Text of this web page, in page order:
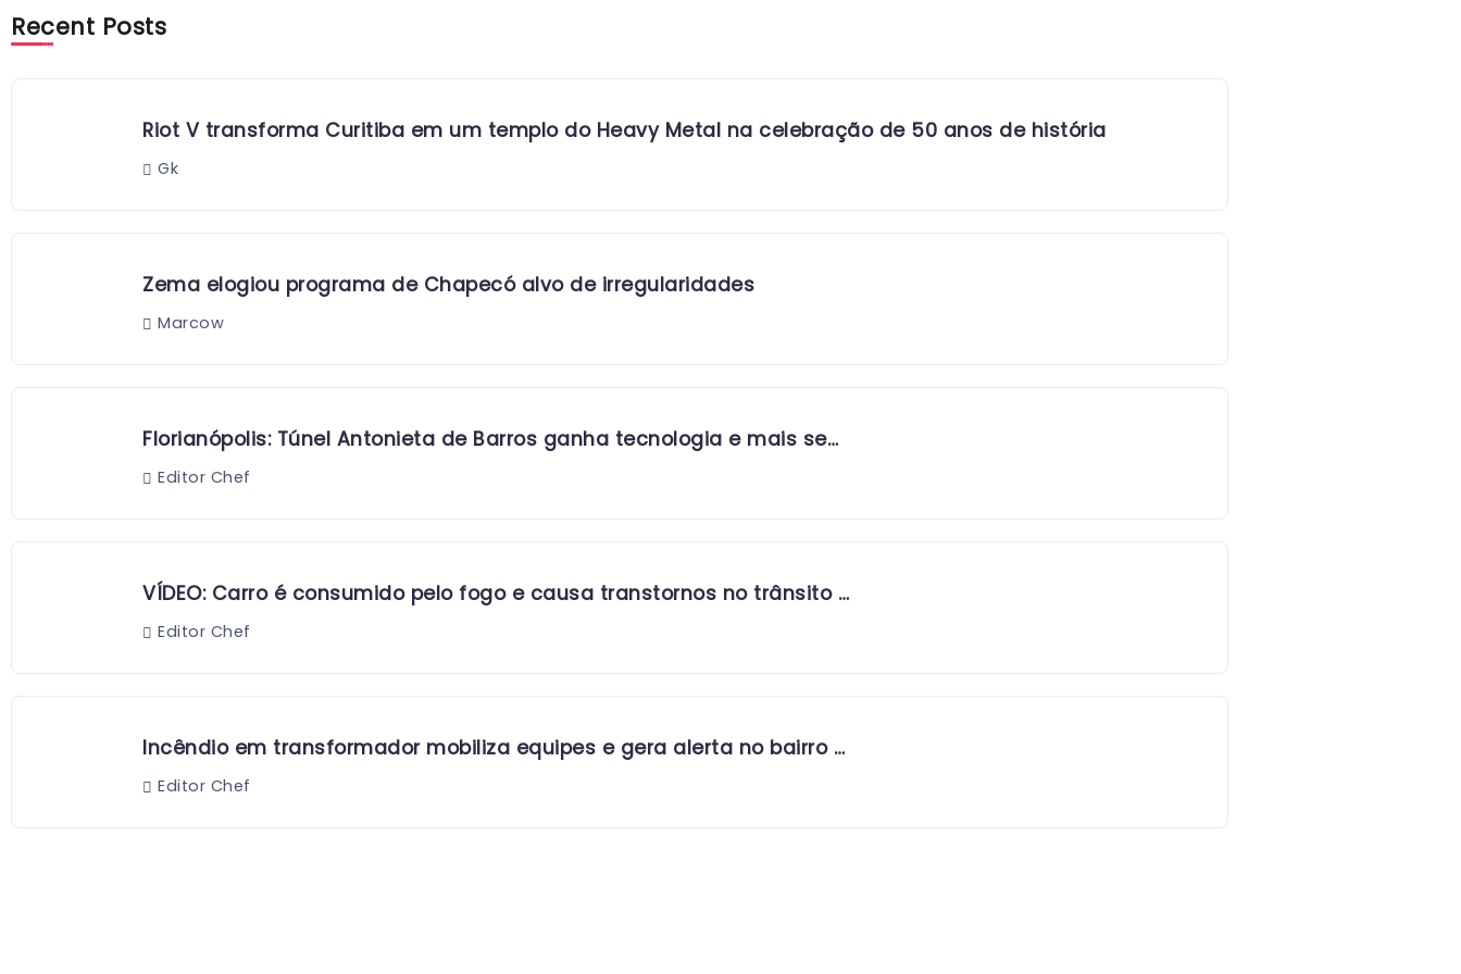
Recent Posts
Riot V transforma Curitiba em um templo do Heavy Metal na celebração de 50 anos de história
Gk
Zema elogiou programa de Chapecó alvo de irregularidades
Marcow
Florianópolis: Túnel Antonieta de Barros ganha tecnologia e mais se…
Editor Chef
VÍDEO: Carro é consumido pelo fogo e causa transtornos no trânsito …
Editor Chef
Incêndio em transformador mobiliza equipes e gera alerta no bairro …
Editor Chef